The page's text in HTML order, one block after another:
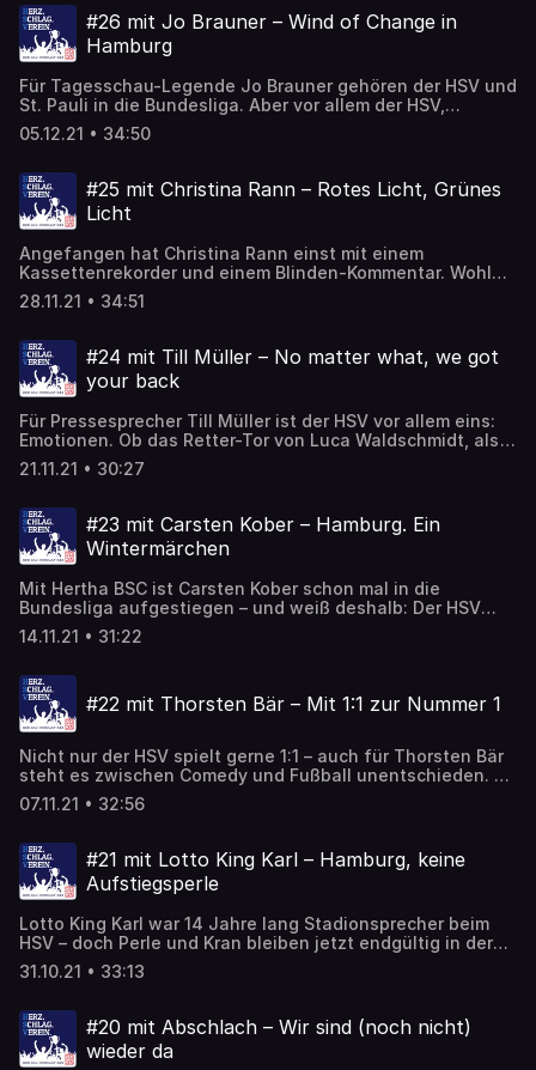
Familienblock ins Volksparkstadion oder trifft zufällig
Frank Pagelsdorf im Urlaub. Dort gibt es dann auch mal
einen Kaffee. Aber nur noch schwarz.
#26 mit Jo Brauner – Wind of Change in
Hamburg
Für Tagesschau-Legende Jo Brauner gehören der HSV und
St. Pauli in die Bundesliga. Aber vor allem der HSV,
immerhin war das alte Volksparkstadion sein schlecht
möbliertes Wohnzimmer und Dr. Peter Krohn-Zeuge bei
Brauner nicht mehr erinnern, dafür aber an russische
Vokabeln und an den 9. November 1989. Da wird er sehr
emotional – genau wie damals in der Tagesschau. Aber
05.12.21 • 34:50
#25 mit Christina Rann – Rotes Licht, Grünes
Licht
Angefangen hat Christina Rann einst mit einem
Kassettenrekorder und einem Blinden-Kommentar. Wohl
fühlt sie sich aber vor allem mit (Kamera!)-Rotlicht und
ihrem eigenen Panini-Sticker in der Hand. Grünes Licht hat
Jubeln, da freut sie sich fast so sehr wie die Fans einst
beim Namen Almami Moreira. Der kommt übrigens im
Gegensatz zu ihr nicht aus Portugal. Und Whiskey gab es
Sedlaczek.
28.11.21 • 34:51
#24 mit Till Müller – No matter what, we got
your back
Für Pressesprecher Till Müller ist der HSV vor allem eins:
Emotionen. Ob das Retter-Tor von Luca Waldschmidt, als
er fast von Ordnern abgeführt wurde, oder die Debatte um
Bakery Jatta, als er mit Rick van Drongelen eine
übrigens fast so gut wie die Schweiz oder Christian Titz.
Und für den HSV jubelt man auch im Büro von RB Leipzig.
Ohne Franz Gerber wäre das nie passiert.
21.11.21 • 30:27
#23 mit Carsten Kober – Hamburg. Ein
Wintermärchen
Mit Hertha BSC ist Carsten Kober schon mal in die
Bundesliga aufgestiegen – und weiß deshalb: Der HSV
braucht ein Wintermärchen. Allerdings ohne Valdas
Ivanauskas, der keine Party verpasst, oder Ernst Happel,
geht es sonst nur bei den Mädchen von Vorwärts Wacker
Billstedt zu. Bleibt nur die Frage: Wo war Thomas Doll, als
er im Urlaub plötzlich tagelang verschwand?
14.11.21 • 31:22
#22 mit Thorsten Bär – Mit 1:1 zur Nummer 1
Nicht nur der HSV spielt gerne 1:1 – auch für Thorsten Bär
steht es zwischen Comedy und Fußball unentschieden. Da
kann jetzt nur noch ein iPad helfen, dabei war der Bär
früher sogar mal Dino und durfte dank Armin Reutershahn
Niko Kovac und Ärger mit Bernd Hoffmann auch Alkohol
für Hermann Rieger. Aber Hauptsache, Anthony Yeboah
kann jetzt Skifahren.
07.11.21 • 32:56
#21 mit Lotto King Karl – Hamburg, keine
Aufstiegsperle
Lotto King Karl war 14 Jahre lang Stadionsprecher beim
HSV – doch Perle und Kran bleiben jetzt endgültig in der
Garage. Trotz Arnd Zeigler, Wolff Fuss und Damian van der
Vaart will Lotto nicht in den Volkspark zurückkehren, wo er
Rathaus – und wo er sich übrigens nie übergeben hat. Ein
Umdenken fordert er trotzdem vom HSV. Und natürlich
einen Transfer von Jeffrey Schlupp.
31.10.21 • 33:13
#20 mit Abschlach – Wir sind (noch nicht)
wieder da